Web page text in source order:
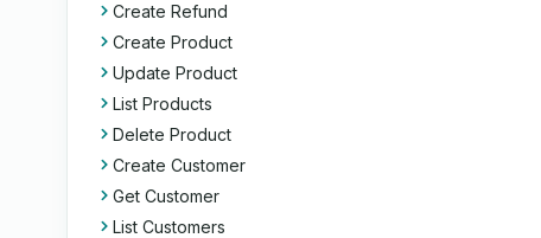
Create Refund
Create Product
Update Product
List Products
Delete Product
Create Customer
Get Customer
List Customers